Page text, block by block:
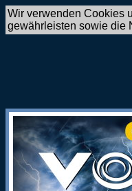
Wir verwenden Cookies
gewährleisten sowie die